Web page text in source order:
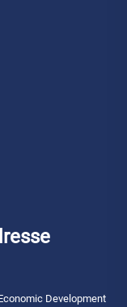
Development